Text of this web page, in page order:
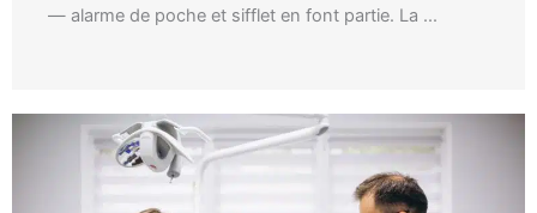
— alarme de poche et sifflet en font partie. La ...